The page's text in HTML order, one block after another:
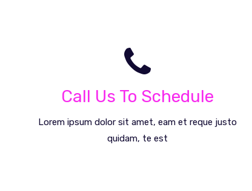
Call Us To Schedule
Lorem ipsum dolor sit amet, eam et reque justo
quidam, te est
Call Us Today!